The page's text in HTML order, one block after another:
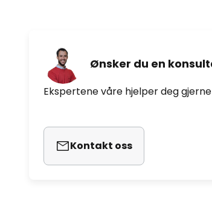
Ønsker du en
Ekspertene våre hjelper deg gjerne
Kontakt oss